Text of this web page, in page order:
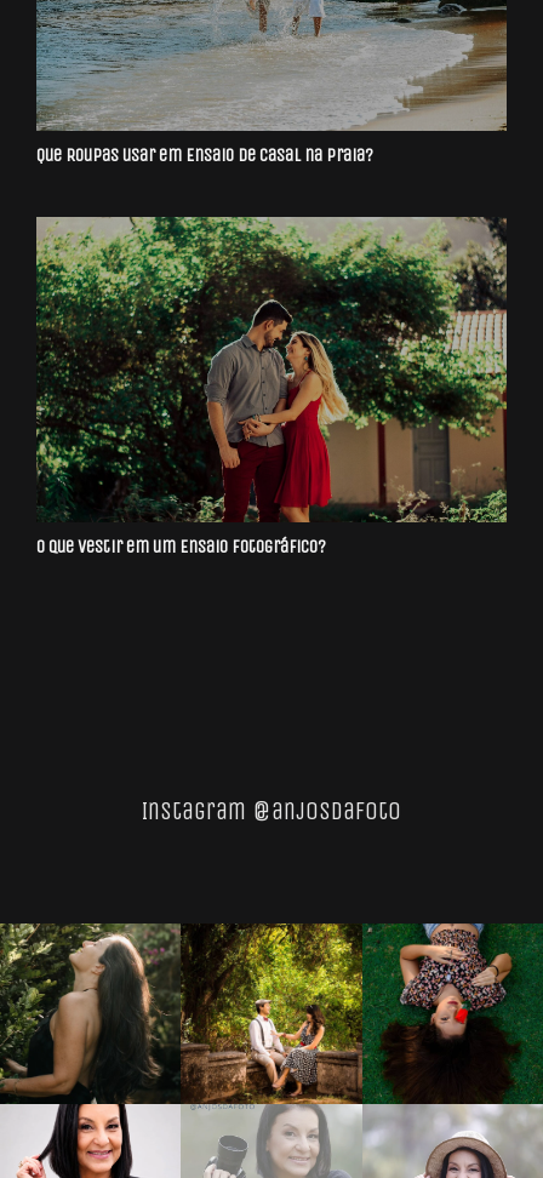
Que Roupas usar em Ensaio de Casal na Praia?
O que Vestir em um Ensaio Fotográfico?
Instagram @anjosdafoto